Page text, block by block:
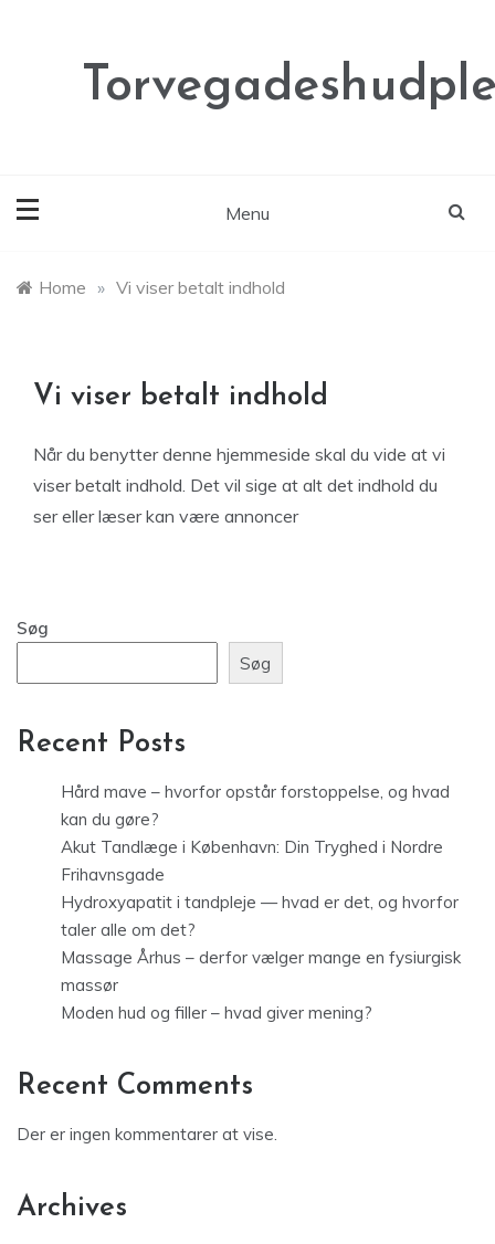
Menu
Home » Vi viser betalt indhold
Vi viser betalt indhold
Når du benytter denne hjemmeside skal du vide at vi
viser betalt indhold. Det vil sige at alt det indhold du
ser eller læser kan være annoncer
Søg
Søg
Recent Posts
Hård mave – hvorfor opstår forstoppelse, og hvad
kan du gøre?
Akut Tandlæge i København: Din Tryghed i Nordre
Frihavnsgade
Hydroxyapatit i tandpleje — hvad er det, og hvorfor
taler alle om det?
Massage Århus – derfor vælger mange en fysiurgisk
massør
Moden hud og filler – hvad giver mening?
Recent Comments
Der er ingen kommentarer at vise.
Archives